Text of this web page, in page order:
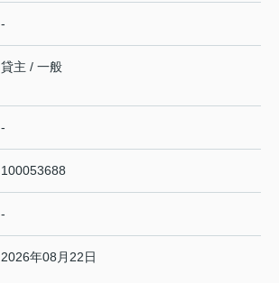
-
貸主 / 一般
-
100053688
-
2026年08月22日